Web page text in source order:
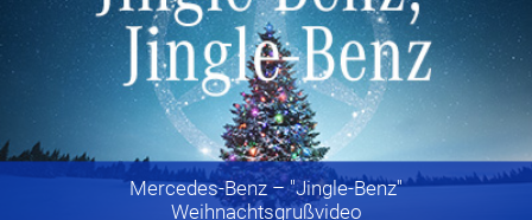
Mercedes-Benz – "Jingle-Benz"
Weihnachtsgrußvideo